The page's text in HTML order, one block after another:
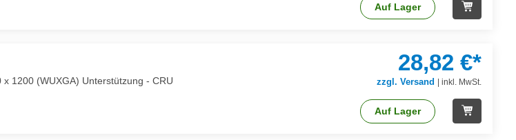
Auf Lager
1200 (WUXGA) Unterstützung - CRU
28,82 €*
zzgl. Versand |inkl. MwSt.
Auf Lager